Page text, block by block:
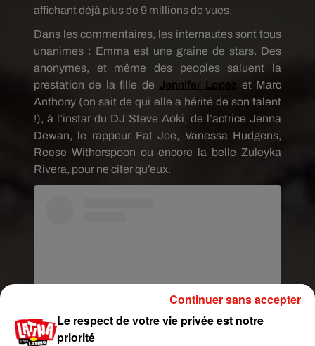
affichant déjà plus de 9 millions de vues.
Dans les commentaires, les internautes sont tous
unanimes : Emma est une graine de stars. Des
anonymes, et même des peoples saluent la
prestation de la fille de Jennifer Lopez et Marc
Anthony (on sait de qui elle a hérité de son talent
!), à l’instar du DJ Steve Aoki, de l’actrice Jenna
Dewan, le rappeur Fat Joe, Vanessa Hudgens,
Reese Witherspoon ou encore la belle Zuleyka
Rivera, pour ne citer qu’eux.
Le respect de votre vie privée est notre
priorité
Continuer sans accepter